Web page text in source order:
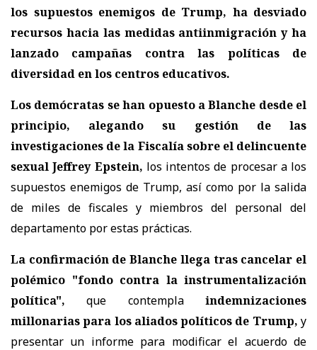
los supuestos enemigos de Trump, ha desviado
recursos hacia las medidas antiinmigración y ha
lanzado campañas contra las políticas de
diversidad en los centros educativos.
Los demócratas se han opuesto a Blanche desde el
principio, alegando su gestión de las
investigaciones de la Fiscalía sobre el delincuente
sexual Jeffrey Epstein, los intentos de procesar a los
supuestos enemigos de Trump, así como por la salida
de miles de fiscales y miembros del personal del
departamento por estas prácticas.
La confirmación de Blanche llega tras cancelar el
polémico "fondo contra la instrumentalización
política", que contempla indemnizaciones
millonarias para los aliados políticos de Trump, y
presentar un informe para modificar el acuerdo de